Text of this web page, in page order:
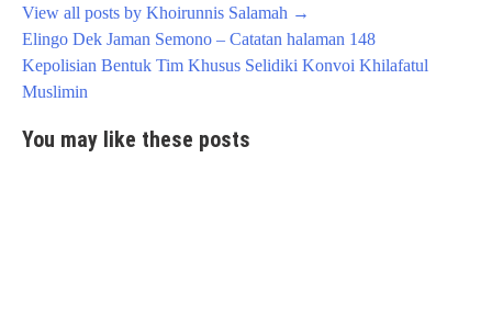
View all posts by Khoirunnis Salamah →
Post
navigation
Elingo Dek Jaman Semono – Catatan halaman 148
Kepolisian Bentuk Tim Khusus Selidiki Konvoi Khilafatul
Muslimin
You may like these posts